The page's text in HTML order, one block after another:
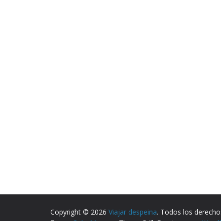
Copyright © 2026 Viajar despeina. Todos los